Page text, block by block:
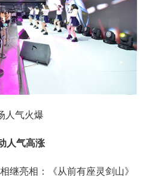
人气火爆
人气高涨
继亮相：《从前有座灵剑山》